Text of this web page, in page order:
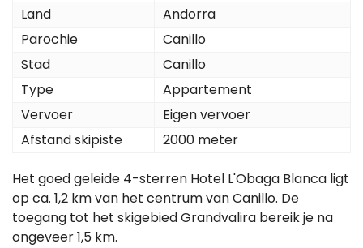
Land
Andorra
Parochie
Canillo
Stad
Canillo
Type
Appartement
Vervoer
Eigen vervoer
Afstand skipiste
2000 meter
Het goed geleide 4-sterren Hotel L'Obaga Blanca ligt
op ca. 1,2 km van het centrum van Canillo. De
toegang tot het skigebied Grandvalira bereik je na
ongeveer 1,5 km.